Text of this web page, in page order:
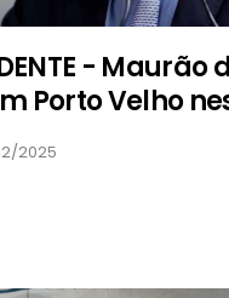
-
Porto Velho
2025